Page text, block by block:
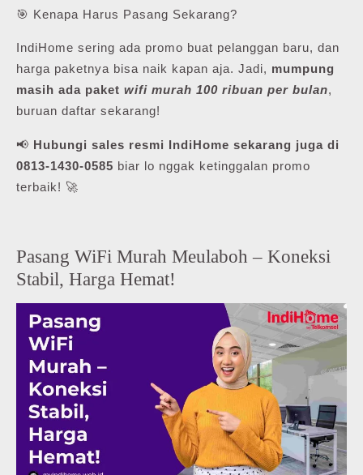
🎯 Kenapa Harus Pasang Sekarang?
IndiHome sering ada promo buat pelanggan baru, dan
harga paketnya bisa naik kapan aja. Jadi, mumpung
masih ada paket wifi murah 100 ribuan per bulan,
buruan daftar sekarang!
📢 Hubungi sales resmi IndiHome sekarang juga di
0813-1430-0585 biar lo nggak ketinggalan promo
terbaik! 🚀
Pasang WiFi Murah Meulaboh – Koneksi
Stabil, Harga Hemat!